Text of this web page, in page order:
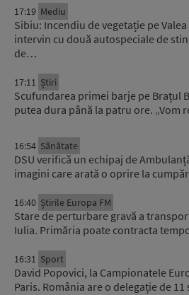
17:19 Mediu
Sibiu: Incendiu de vegetație pe
intervin cu două autospeciale de
de…
17:11 Știri
Scufundarea primei barje pe Brațul
putea dura până la patru ore. „Vom
16:54 Sănătate
DSU verifică un echipaj de
imagini care arată o oprire la
16:40 Știrile Europa FM
Stare de perturbare gravă a
Iulia. Primăria poate contracta
16:31 Sport
David Popovici, la Campionatele
Paris. România are o delegație de